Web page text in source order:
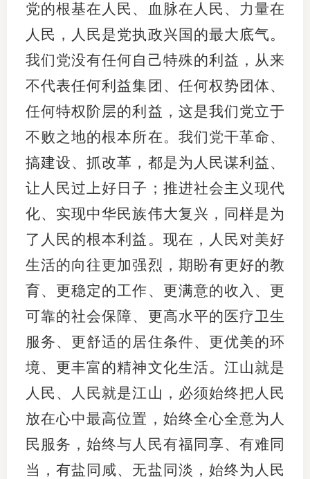
党的根基在人民、血脉在人民、力量在
人民，人民是党执政兴国的最大底气。
我们党没有任何自己特殊的利益，从来
不代表任何利益集团、任何权势团体、
任何特权阶层的利益，这是我们党立于
不败之地的根本所在。我们党干革命、
搞建设、抓改革，都是为人民谋利益、
让人民过上好日子；推进社会主义现代
化、实现中华民族伟大复兴，同样是为
了人民的根本利益。现在，人民对美好
生活的向往更加强烈，期盼有更好的教
育、更稳定的工作、更满意的收入、更
可靠的社会保障、更高水平的医疗卫生
服务、更舒适的居住条件、更优美的环
境、更丰富的精神文化生活。江山就是
人民、人民就是江山，必须始终把人民
放在心中最高位置，始终全心全意为人
民服务，始终与人民有福同享、有难同
当，有盐同咸、无盐同淡，始终为人民